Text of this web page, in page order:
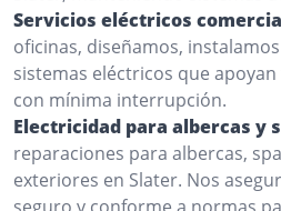
Servicios eléctricos
oficinas, diseñamos,
sistemas eléctricos que
con mínima interrupción.
Electricidad para albercas y
reparaciones para albercas,
exteriores en Slater. Nos